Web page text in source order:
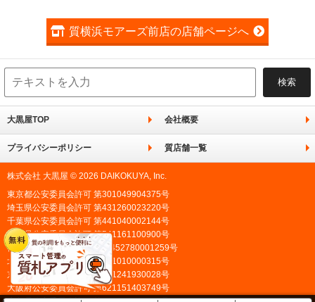
質横浜モアーズ前店の店舗ページへ
大黒屋TOP 会社概要
プライバシーポリシー 質店舗一覧
株式会社 大黒屋 © 2026 DAIKOKUYA, Inc.
東京都公安委員会許可 第301049904375号
埼玉県公安委員会許可 第431260023220号
千葉県公安委員会許可 第441040002144号
愛知県公安委員会許可 第541161100900号
神奈川県公安委員会許可 第452780001259号
北海道公安委員会許可 第101010000315号
京都府公安委員会許可 第611241930028号
大阪府公安委員会許可 第621151403749号